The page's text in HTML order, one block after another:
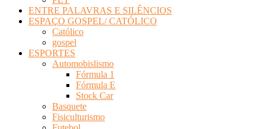
ENTRE PALAVRAS E SILÊNCIOS
ESPAÇO GOSPEL/ CATÓLICO
Católico
gospel
ESPORTES
Automobislismo
Fórmula 1
Fórmula E
Stock Car
Basquete
Fisiculturismo